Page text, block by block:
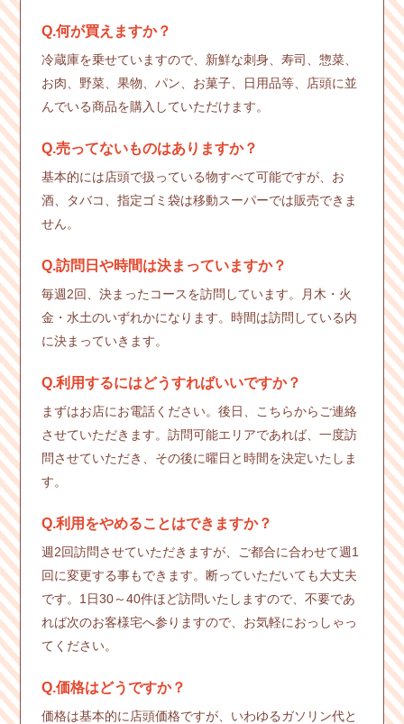
Q.何が買えますか？
冷蔵庫を乗せていますので、新鮮な刺身、寿司、惣菜、
お肉、野菜、果物、パン、お菓子、日用品等、店頭に並
んでいる商品を購入していただけます。
Q.売ってないものはありますか？
基本的には店頭で扱っている物すべて可能ですが、お
酒、タバコ、指定ゴミ袋は移動スーパーでは販売できま
せん。
Q.訪問日や時間は決まっていますか？
毎週2回、決まったコースを訪問しています。月木・火
金・水土のいずれかになります。時間は訪問している内
に決まっていきます。
Q.利用するにはどうすればいいですか？
まずはお店にお電話ください。後日、こちらからご連絡
させていただきます。訪問可能エリアであれば、一度訪
問させていただき、その後に曜日と時間を決定いたしま
す。
Q.利用をやめることはできますか？
週2回訪問させていただきますが、ご都合に合わせて週1
回に変更する事もできます。断っていただいても大丈夫
です。1日30～40件ほど訪問いたしますので、不要であ
れば次のお客様宅へ参りますので、お気軽におっしゃっ
てください。
Q.価格はどうですか？
価格は基本的に店頭価格ですが、いわゆるガソリン代と